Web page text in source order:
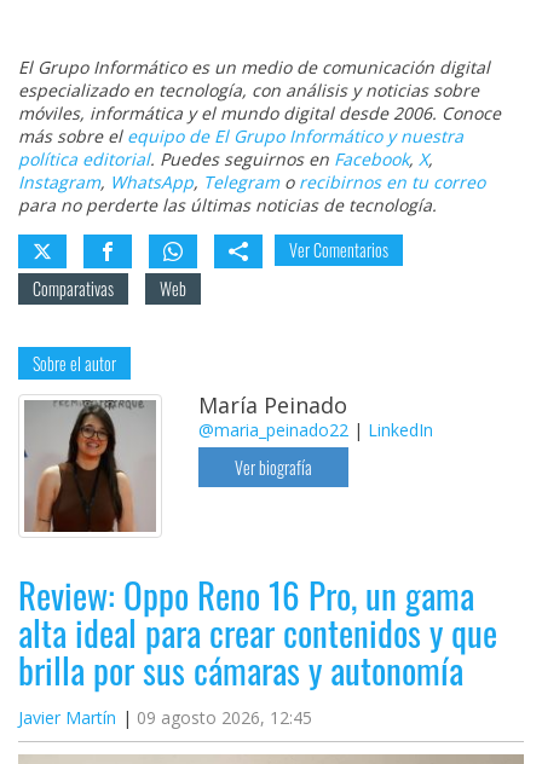
El Grupo Informático es un medio de comunicación digital
especializado en tecnología, con análisis y noticias sobre
móviles, informática y el mundo digital desde 2006. Conoce
más sobre el equipo de El Grupo Informático y nuestra
política editorial. Puedes seguirnos en Facebook, X,
Instagram, WhatsApp, Telegramo recibirnos en tu correo
para no perderte las últimas noticias de tecnología.
Ver Comentarios
Comparativas
Web
Sobre el autor
María Peinado
@maria_peinado22 | LinkedIn
Ver biografía
Review: Oppo Reno 16 Pro, un gama
alta ideal para crear contenidos y que
brilla por sus cámaras y autonomía
Javier Martín 09 agosto 2026, 12:45